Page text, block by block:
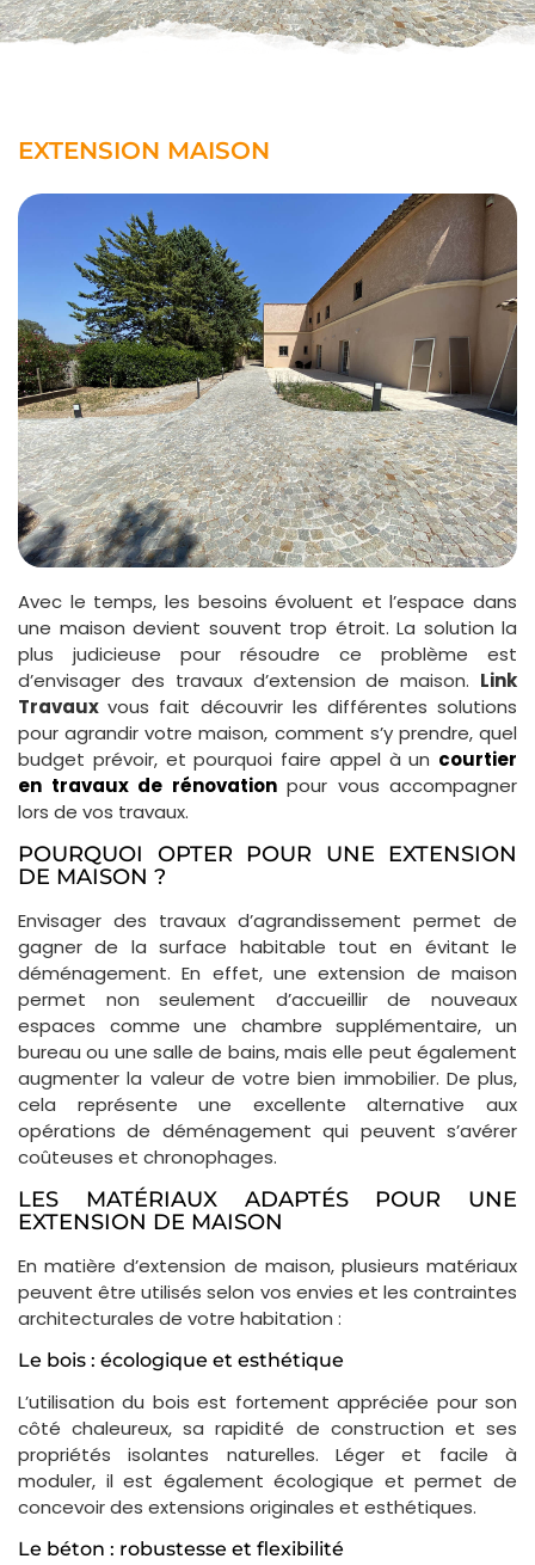
EXTENSION MAISON
Avec le temps, les besoins évoluent et l’espace dans
une maison devient souvent trop étroit. La solution la
plus judicieuse pour résoudre ce problème est
d’envisager des travaux d’extension de maison. Link
Travauxvous fait découvrir les différentes solutions
pour agrandir votre maison, comment s’y prendre, quel
budget prévoir, et pourquoi faire appel à un courtier
en travaux de rénovationpour vous accompagner
lors de vos travaux.
POURQUOI OPTER POUR UNE EXTENSION
DE MAISON ?
Envisager des travaux d’agrandissement permet de
gagner de la surface habitable tout en évitant le
déménagement. En effet, une extension de maison
permet non seulement d’accueillir de nouveaux
espaces comme une chambre supplémentaire, un
bureau ou une salle de bains, mais elle peut également
augmenter la valeur de votre bien immobilier. De plus,
cela représente une excellente alternative aux
opérations de déménagement qui peuvent s’avérer
coûteuses et chronophages.
LES MATÉRIAUX ADAPTÉS POUR UNE
EXTENSION DE MAISON
En matière d’extension de maison, plusieurs matériaux
peuvent être utilisés selon vos envies et les contraintes
architecturales de votre habitation :
Le bois : écologique et esthétique
L’utilisation du bois est fortement appréciée pour son
côté chaleureux, sa rapidité de construction et ses
propriétés isolantes naturelles. Léger et facile à
moduler, il est également écologique et permet de
concevoir des extensions originales et esthétiques.
Le béton : robustesse et flexibilité